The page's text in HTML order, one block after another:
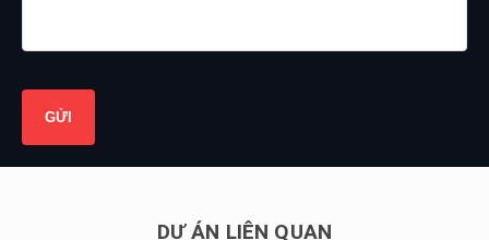
DỰ ÁN LIÊN QUAN